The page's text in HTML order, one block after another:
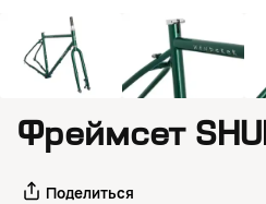
Фреймсет
Поделиться